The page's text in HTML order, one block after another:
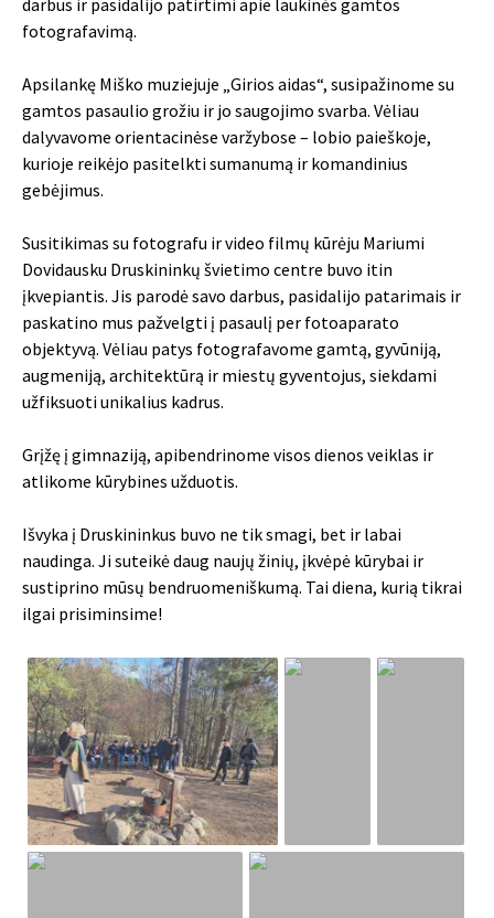
darbus ir pasidalijo patirtimi apie laukinės gamtos
fotografavimą.
Apsilankę Miško muziejuje „Girios aidas“, susipažinome su
gamtos pasaulio grožiu ir jo saugojimo svarba. Vėliau
dalyvavome orientacinėse varžybose – lobio paieškoje,
kurioje reikėjo pasitelkti sumanumą ir komandinius
gebėjimus.
Susitikimas su fotografu ir video filmų kūrėju Mariumi
Dovidausku Druskininkų švietimo centre buvo itin
įkvepiantis. Jis parodė savo darbus, pasidalijo patarimais ir
paskatino mus pažvelgti į pasaulį per fotoaparato
objektyvą. Vėliau patys fotografavome gamtą, gyvūniją,
augmeniją, architektūrą ir miestų gyventojus, siekdami
užfiksuoti unikalius kadrus.
Grįžę į gimnaziją, apibendrinome visos dienos veiklas ir
atlikome kūrybines užduotis.
Išvyka į Druskininkus buvo ne tik smagi, bet ir labai
naudinga. Ji suteikė daug naujų žinių, įkvėpė kūrybai ir
sustiprino mūsų bendruomeniškumą. Tai diena, kurią tikrai
ilgai prisiminsime!